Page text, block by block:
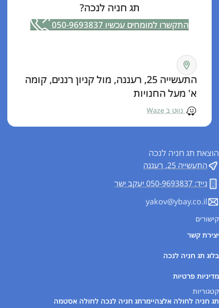
תג חניה לנכה?
התקשרו למומחים עכשיו 050-9693837
התעשייה 25, רעננה, מול קניון רננים, קומה
א' מעל החנויות
נווט ב Waze
הוצאת תג חניה לנכה
התעשייה 25, רעננה
נייד: 050-9693837 יעקב ישר
yakov@ybay.co.il
קישורים
יצירת קשר
בלוג תג חניה לנכה
מדיניות פרטיות
קטגוריות
תג חניה לחולה אלצהיימרתג חניה לנכה לחולה אסטמה